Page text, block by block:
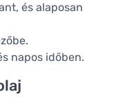
és alaposan
napos időben.